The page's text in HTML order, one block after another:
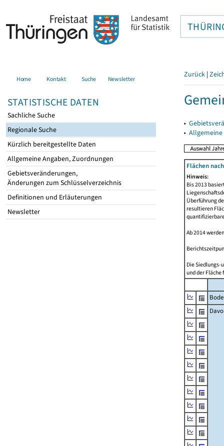
Home Kontakt Suche Newsletter
STATISTISCHE DATEN
Sachliche Suche
Regionale Suche
Kürzlich bereitgestellte Daten
Allgemeine Angaben, Zuordnungen
Gebietsveränderungen,
Änderungen zum Schlüsselverzeichnis
Definitionen und Erläuterungen
Newsletter
Zurück |
▸
▸
Flächen
Hinweis:
Bis 2013
Überführung
resultieren
Ab 2014
Die Siedlungs-
und der Fläche